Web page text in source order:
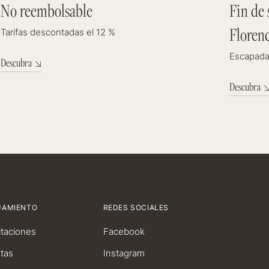
No reembolsable
Tarifas descontadas el 12 %
Descubra
Fin de
Descubra
REDES SOCIALES
Facebook
Instagram